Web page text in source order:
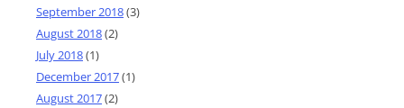
September 2018(3)
August 2018(2)
July 2018(1)
December 2017(1)
August 2017(2)